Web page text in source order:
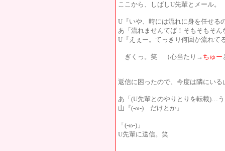
ここから、しばしU先輩とメール。
U『いや、時には流れに身を任せ
あ「流れませんてば！そもそもそ
U『えぇー。てっきり何回か流れて
ぎくっ。笑 （心当たり→ ちゅー
返信に困ったので、今度は隣にい
あ「(U先輩とのやりとりを転載)…
山『(-ω-) だけとか』
「(-ω-)」
U先輩に送信。笑